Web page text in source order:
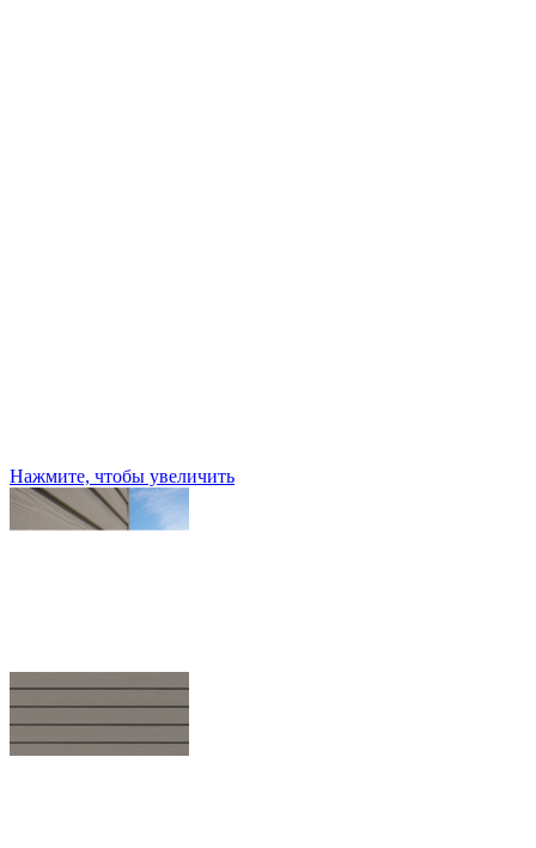
Нажмите, чтобы увеличить